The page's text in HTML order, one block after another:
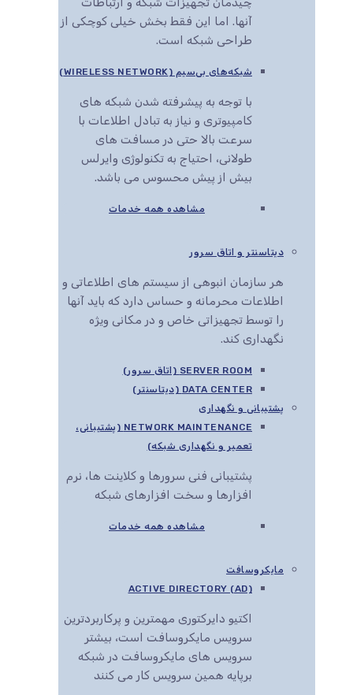
آنها. اما این فقط بخش خیلی کوچکی از
طراحی شبکه است.
شبکه‌های بی‌سیم (WIRELESS NETWORK)
با توجه به پیشرفته شدن شبکه های
کامپیوتری و نیاز به تبادل اطلاعات با
سرعت بالا حتی در مسافت های
طولانی، احتیاج به تکنولوژی وایرلس
بیش از پیش محسوس می باشد.
مشاهده همه خدمات
دیتاسنتر و اتاق سرور
هر سازمان انبوهی از سیستم های اطلاعاتی و
اطلاعات محرمانه و حساس دارد که باید آنها
را توسط تجهیزاتی خاص و در مکانی ویژه
نگهداری کند.
SERVER ROOM (اتاق سرور)
DATA CENTER (دیتاسنتر)
پشتیبانی و نگهداری
NETWORK MAINTENANCE (پشتیبانی،
تعمیر و نگهداری شبکه)
پشتیبانی فنی سرورها و کلاینت ها، نرم
افزارها و سخت افزارهای شبکه
مشاهده همه خدمات
مایکروسافت
ACTIVE DIRECTORY (AD)
اکتیو دایرکتوری مهمترین و پرکاربردترین
سرویس مایکروسافت است، بیشتر
سرویس های مایکروسافت در شبکه
برپایه همین سرویس کار می کنند